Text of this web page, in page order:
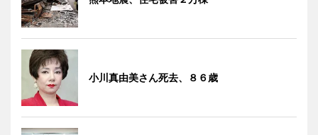
小川真由美さん死去、８６歳